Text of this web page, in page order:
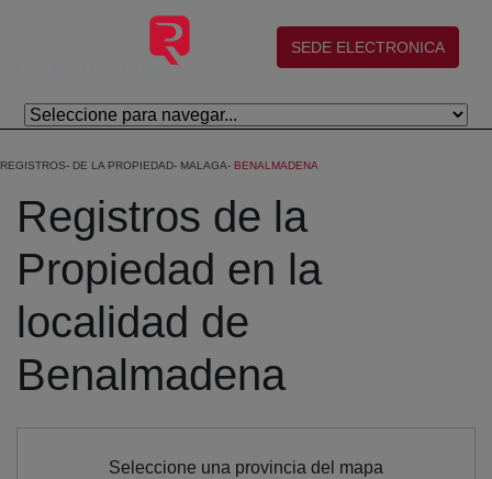
Eduki nagusira joan
(abre en nueva ventana)
SEDE ELECTRONICA
REGISTROS DE LA PROPIEDAD MALAGA BENALMADENA
Registros de la
Propiedad en la
localidad de
Benalmadena
Seleccione una provincia del mapa